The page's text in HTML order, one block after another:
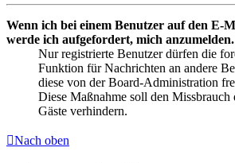
Wenn ich bei einem Benutzer auf den E-
werde ich aufgefordert, mich anzumelden.
Nur registrierte Benutzer dürfen die
Funktion für Nachrichten an andere
diese von der Board-Administration
Diese Maßnahme soll den Missbrauch
Gäste verhindern.
Nach oben